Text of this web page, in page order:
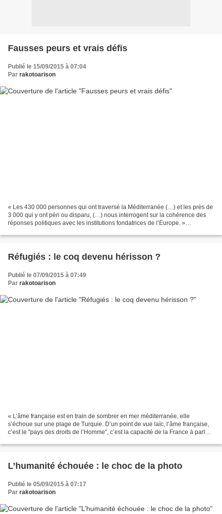
Fausses peurs et vrais défis
Publié le 15/09/2015 à 07:04
Par rakotoarison
« Les 430 000 personnes qui ont traversé la Méditerranée (…) et les près de
3 000 qui y ont péri ou disparu, (…) nous interrogent sur la cohérence des
réponses politiques avec les institutions fondatrices de l’Europe. »
Réfugiés : le coq devenu hérisson ?
Publié le 07/09/2015 à 07:49
Par rakotoarison
« L’âme française est en train de sombrer en mer méditerranée, elle
s’échoue sur une plage de Turquie. D’un point de vue laïc, l’âme française,
c’est le "pays des droits de l’Homme", c’est la capacité de la France à parler
L’humanité échouée : le choc de la photo
Publié le 05/09/2015 à 07:17
Par rakotoarison